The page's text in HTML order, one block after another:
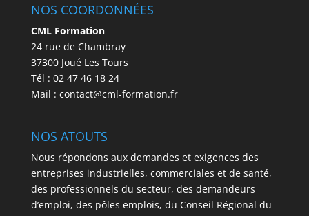
NOS COORDONNÉES
CML Formation
24 rue de Chambray
37300 Joué Les Tours
Tél : 02 47 46 18 24
Mail : contact@cml-formation.fr
NOS ATOUTS
Nous répondons aux demandes et exigences des
entreprises industrielles, commerciales et de santé,
des professionnels du secteur, des demandeurs
d’emploi, des pôles emplois, du Conseil Régional du